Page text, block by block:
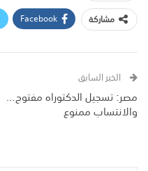
مشاركة
Facebook
الخبر السابق
مصر: تسجيل الدكتوراه مفتوح…
والانتساب ممنوع